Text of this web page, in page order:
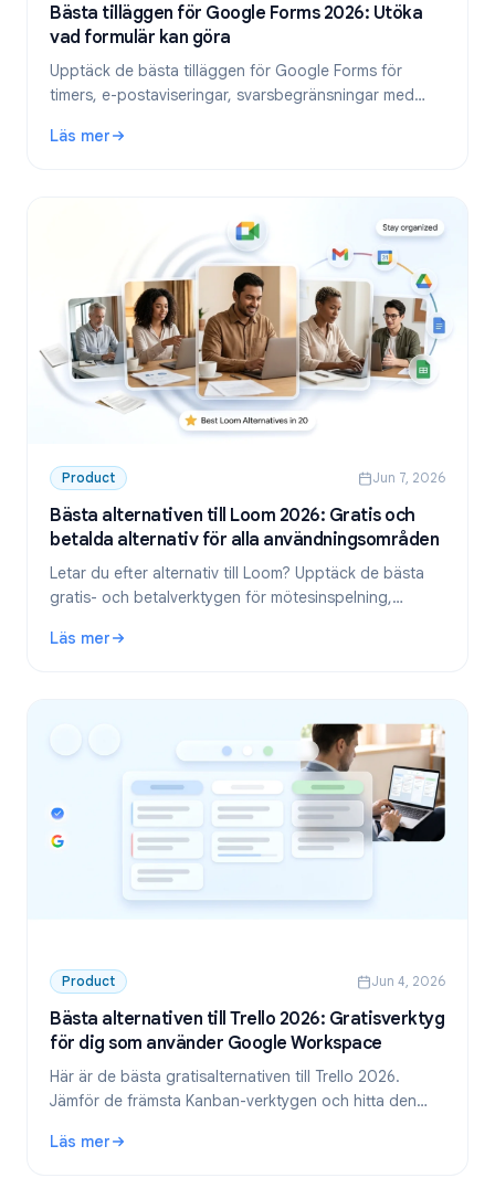
Bästa tilläggen för Google Forms 2026: Utöka
vad formulär kan göra
Upptäck de bästa tilläggen för Google Forms för
timers, e-postaviseringar, svarsbegränsningar med
betalda tillägg.
Läs mer
: Bästa tilläggen för Google Forms 2026: Utöka vad
Product Jun 7, 2026
Bästa alternativen till Loom 2026: Gratis och
betalda alternativ för alla användningsområden
Letar du efter alternativ till Loom? Upptäck de bästa
gratis- och betalverktygen för mötesinspelning,
Läs mer
: Bästa alternativen till Loom 2026: Gratis och betalda
Product Jun 4, 2026
Bästa alternativen till Trello 2026: Gratisverktyg
för dig som använder Google Workspace
Här är de bästa gratisalternativen till Trello 2026.
Jämför de främsta Kanban-verktygen och hitta den
Workspace.
Läs mer
: Bästa alternativen till Trello 2026: Gratisverktyg för dig